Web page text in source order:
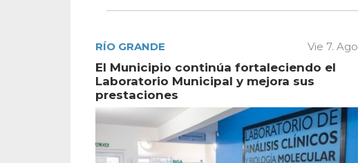
RÍO GRANDE Vie 7. Ago
El Municipio continúa fortaleciendo el
Laboratorio Municipal y mejora sus
prestaciones